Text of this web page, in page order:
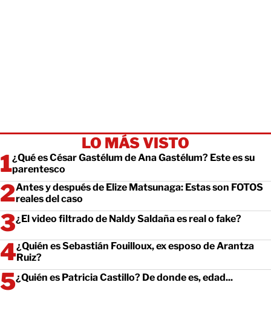
LO MÁS VISTO
¿Qué es César Gastélum de Ana Gastélum? Este es su
parentesco
Antes y después de Elize Matsunaga: Estas son FOTOS
reales del caso
¿El video filtrado de Naldy Saldaña es real o fake?
¿Quién es Sebastián Fouilloux, ex esposo de Arantza
Ruiz?
¿Quién es Patricia Castillo? De donde es, edad...